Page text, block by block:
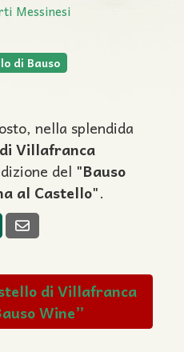
Messinesi
di Bauso
nella splendida
Villafranca
del "Bauso
al Castello".
di Villafranca
Wine”